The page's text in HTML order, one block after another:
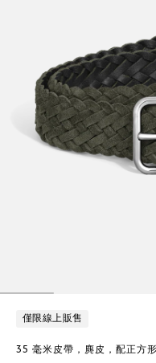
僅限線上販售
35 毫米皮帶，麂皮，配正方